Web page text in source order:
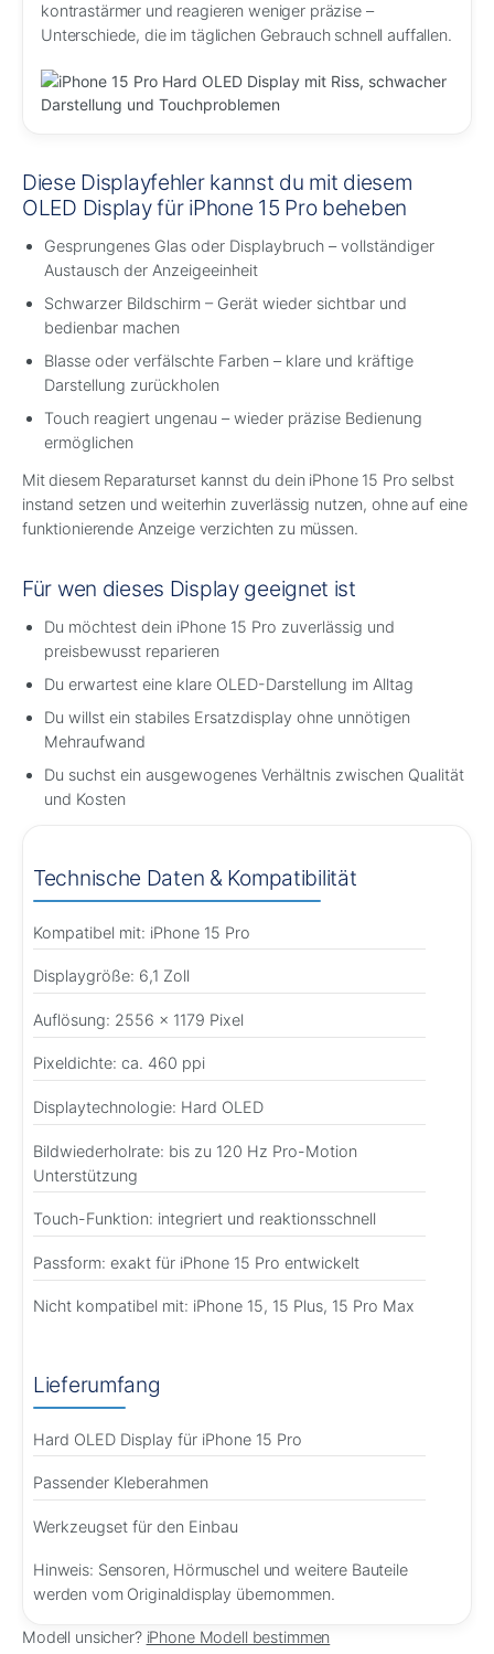
kontrastärmer und reagieren weniger präzise –
Unterschiede, die im täglichen Gebrauch schnell auffallen.
Diese Displayfehler kannst du mit diesem
OLED Display für iPhone 15 Pro beheben
Gesprungenes Glas oder Displaybruch – vollständiger
Austausch der Anzeigeeinheit
Schwarzer Bildschirm – Gerät wieder sichtbar und
bedienbar machen
Blasse oder verfälschte Farben – klare und kräftige
Darstellung zurückholen
Touch reagiert ungenau – wieder präzise Bedienung
ermöglichen
Mit diesem Reparaturset kannst du dein iPhone 15 Pro selbst
instand setzen und weiterhin zuverlässig nutzen, ohne auf eine
funktionierende Anzeige verzichten zu müssen.
Für wen dieses Display geeignet ist
Du möchtest dein iPhone 15 Pro zuverlässig und
preisbewusst reparieren
Du erwartest eine klare OLED-Darstellung im Alltag
Du willst ein stabiles Ersatzdisplay ohne unnötigen
Mehraufwand
Du suchst ein ausgewogenes Verhältnis zwischen Qualität
und Kosten
Technische Daten & Kompatibilität
Kompatibel mit: iPhone 15 Pro
Displaygröße: 6,1 Zoll
Auflösung: 2556 × 1179 Pixel
Pixeldichte: ca. 460 ppi
Displaytechnologie: Hard OLED
Bildwiederholrate: bis zu 120 Hz Pro-Motion
Unterstützung
Touch-Funktion: integriert und reaktionsschnell
Passform: exakt für iPhone 15 Pro entwickelt
Nicht kompatibel mit: iPhone 15, 15 Plus, 15 Pro Max
Lieferumfang
Hard OLED Display für iPhone 15 Pro
Passender Kleberahmen
Werkzeugset für den Einbau
Hinweis: Sensoren, Hörmuschel und weitere Bauteile
werden vom Originaldisplay übernommen.
Modell unsicher? iPhone Modell bestimmen